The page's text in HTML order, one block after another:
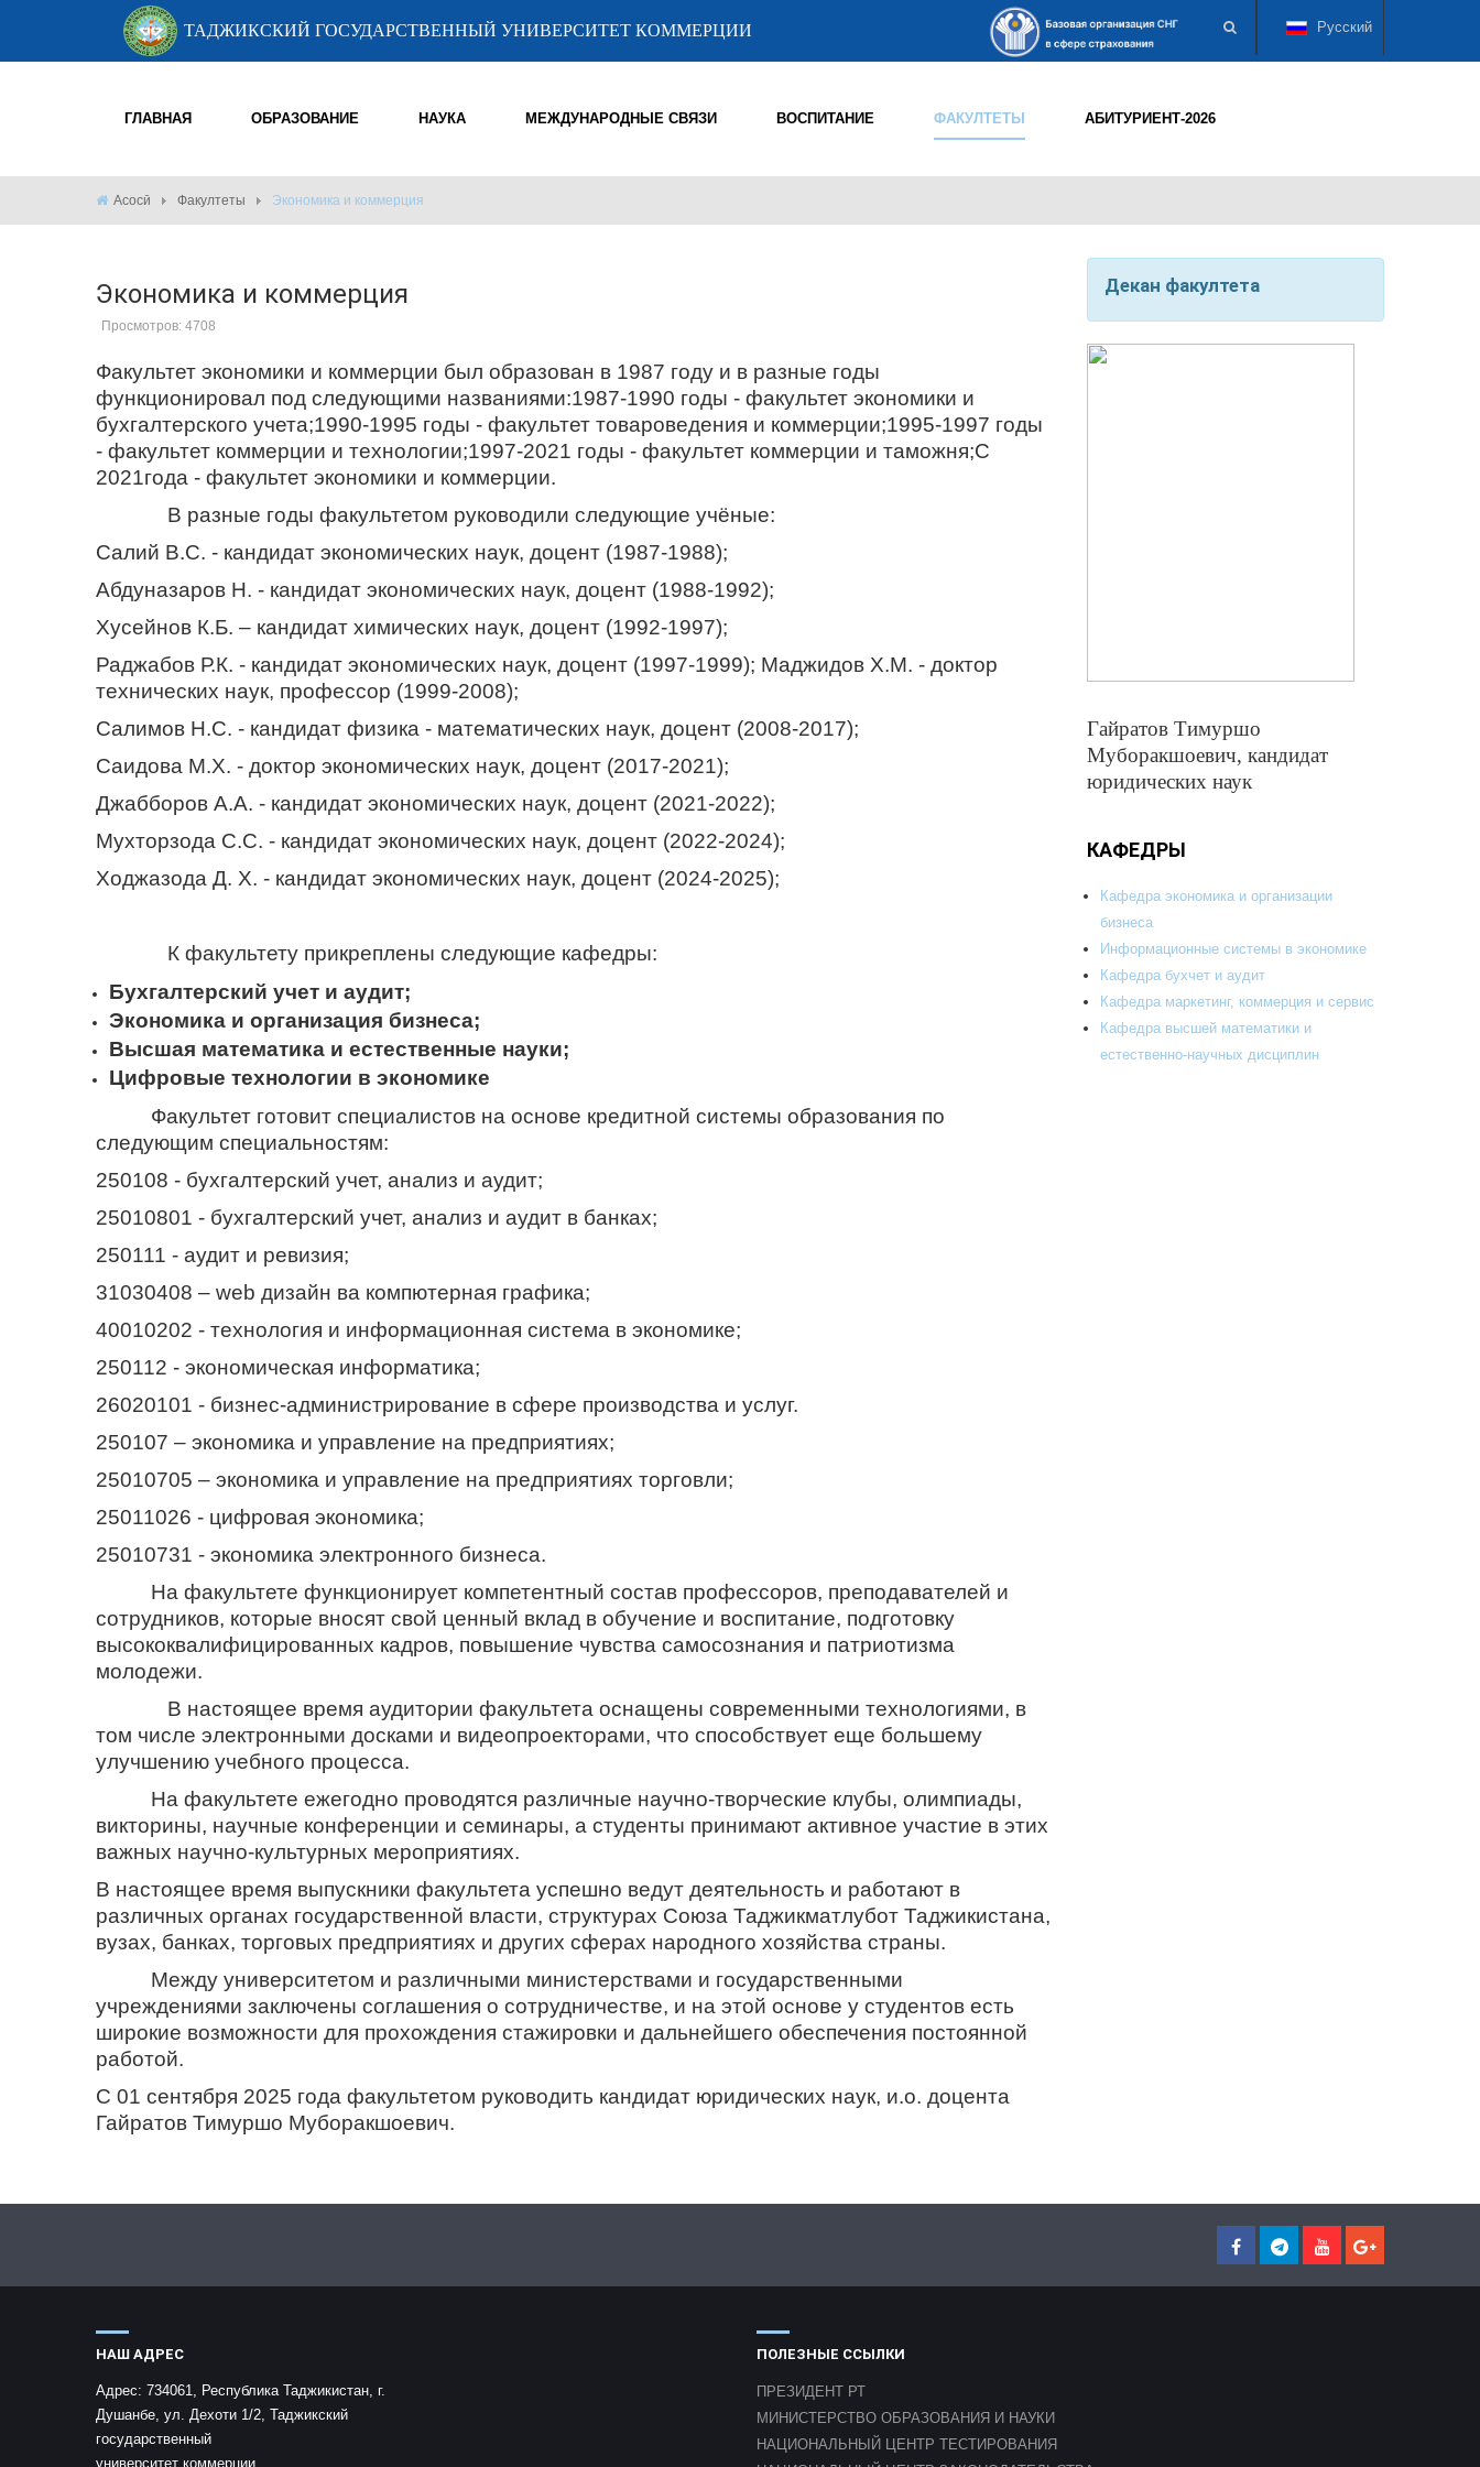
ТАДЖИКСКИЙ ГОСУДАРСТВЕННЫЙ УНИВЕРСИТЕТ КОММЕРЦИИ Русский
ГЛАВНАЯ ОБРАЗОВАНИЕ НАУКА МЕЖДУНАРОДНЫЕ СВЯЗИ ВОСПИТАНИЕ ФАКУЛТЕТЫ АБИТУРИЕНТ-2026
Асосӣ Факултеты Экономика и коммерция
Экономика и коммерция
Просмотров: 4708
Факультет экономики и коммерции был образован в 1987 году и в разные годы
функционировал под следующими названиями:1987-1990 годы - факультет экономики и
бухгалтерского учета;1990-1995 годы - факультет товароведения и коммерции;1995-1997 годы
- факультет коммерции и технологии;1997-2021 годы - факультет коммерции и таможня;С
2021года - факультет экономики и коммерции.
В разные годы факультетом руководили следующие учёные:
Салий В.С. - кандидат экономических наук, доцент (1987-1988);
Абдуназаров Н. - кандидат экономических наук, доцент (1988-1992);
Хусейнов К.Б. – кандидат химических наук, доцент (1992-1997);
Раджабов Р.К. - кандидат экономических наук, доцент (1997-1999); Маджидов Х.М. - доктор
технических наук, профессор (1999-2008);
Салимов Н.С. - кандидат физика - математических наук, доцент (2008-2017);
Саидова М.Х. - доктор экономических наук, доцент (2017-2021);
Джабборов А.А. - кандидат экономических наук, доцент (2021-2022);
Мухторзода С.С. - кандидат экономических наук, доцент (2022-2024);
Ходжазода Д. Х. - кандидат экономических наук, доцент (2024-2025);
К факультету прикреплены следующие кафедры:
Бухгалтерский учет и аудит;
Экономика и организация бизнеса;
Высшая математика и естественные науки;
Цифровые технологии в экономике
Факультет готовит специалистов на основе кредитной системы образования по
следующим специальностям:
250108 - бухгалтерский учет, анализ и аудит;
25010801 - бухгалтерский учет, анализ и аудит в банках;
250111 - аудит и ревизия;
31030408 – web дизайн ва компютерная графика;
40010202 - технология и информационная система в экономике;
250112 - экономическая информатика;
26020101 - бизнес-администрирование в сфере производства и услуг.
250107 – экономика и управление на предприятиях;
25010705 – экономика и управление на предприятиях торговли;
25011026 - цифровая экономика;
25010731 - экономика электронного бизнеса.
На факультете функционирует компетентный состав профессоров, преподавателей и
сотрудников, которые вносят свой ценный вклад в обучение и воспитание, подготовку
высококвалифицированных кадров, повышение чувства самосознания и патриотизма
молодежи.
В настоящее время аудитории факультета оснащены современными технологиями, в
том числе электронными досками и видеопроекторами, что способствует еще большему
улучшению учебного процесса.
На факультете ежегодно проводятся различные научно-творческие клубы, олимпиады,
викторины, научные конференции и семинары, а студенты принимают активное участие в этих
важных научно-культурных мероприятиях.
В настоящее время выпускники факультета успешно ведут деятельность и работают в
различных органах государственной власти, структурах Союза Таджикматлубот Таджикистана,
вузах, банках, торговых предприятиях и других сферах народного хозяйства страны.
Между университетом и различными министерствами и государственными
учреждениями заключены соглашения о сотрудничестве, и на этой основе у студентов есть
широкие возможности для прохождения стажировки и дальнейшего обеспечения постоянной
работой.
С 01 сентября 2025 года факультетом руководить кандидат юридических наук, и.о. доцента
Гайратов Тимуршо Муборакшоевич.
Декан факултета
Гайратов Тимуршо
Муборакшоевич, кандидат
юридических наук
КАФЕДРЫ
Кафедра экономика и организации
бизнеса
Информационные системы в экономике
Кафедра бухчет и аудит
Кафедра маркетинг, коммерция и сервис
Кафедра высшей математики и
естественно-научных дисциплин
НАШ АДРЕС
Адрес: 734061, Республика Таджикистан, г.
Душанбе, ул. Дехоти 1/2, Таджикский
государственный
университет коммерции
ПОЛЕЗНЫЕ ССЫЛКИ
ПРЕЗИДЕНТ РТ
МИНИСТЕРСТВО ОБРАЗОВАНИЯ И НАУКИ
НАЦИОНАЛЬНЫЙ ЦЕНТР ТЕСТИРОВАНИЯ